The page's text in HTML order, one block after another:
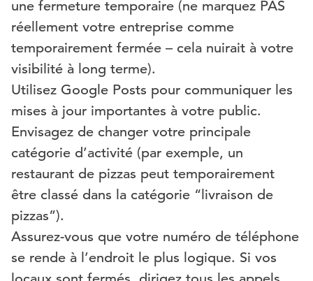
une fermeture temporaire (ne marquez PAS
réellement votre entreprise comme
temporairement fermée – cela nuirait à votre
visibilité à long terme).
Utilisez Google Posts pour communiquer les
mises à jour importantes à votre public.
Envisagez de changer votre principale
catégorie d’activité (par exemple, un
restaurant de pizzas peut temporairement
être classé dans la catégorie “livraison de
pizzas”).
Assurez-vous que votre numéro de téléphone
se rende à l’endroit le plus logique. Si vos